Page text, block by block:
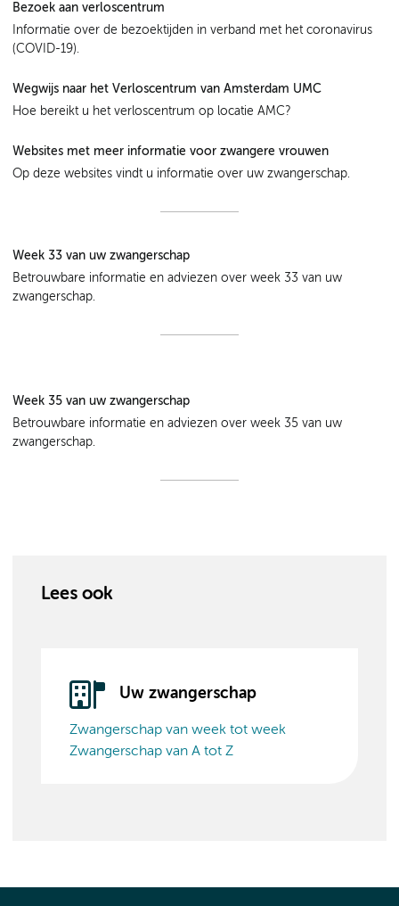
Bezoek aan verloscentrum
Informatie over de bezoektijden in verband met het coronavirus
(COVID-19).
Wegwijs naar het Verloscentrum van Amsterdam UMC
Hoe bereikt u het verloscentrum op locatie AMC?
Websites met meer informatie voor zwangere vrouwen
Op deze websites vindt u informatie over uw zwangerschap.
Week 33 van uw zwangerschap
Betrouwbare informatie en adviezen over week 33 van uw
zwangerschap.
Week 35 van uw zwangerschap
Betrouwbare informatie en adviezen over week 35 van uw
zwangerschap.
Lees ook
Uw zwangerschap
Zwangerschap van week tot week
Zwangerschap van A tot Z